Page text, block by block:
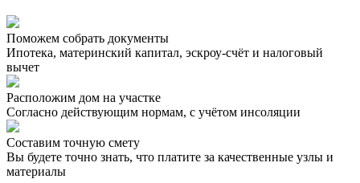
Поможем собрать документы
Ипотека, материнский капитал, эскроу-счёт и налоговый
вычет
Расположим дом на участке
Согласно действующим нормам, с учётом инсоляции
Составим точную смету
Вы будете точно знать, что платите за качественные узлы и
материалы